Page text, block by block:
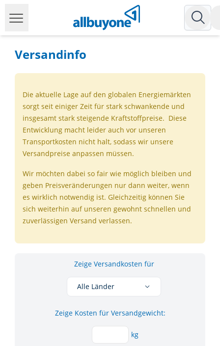
Versandinfo
Die aktuelle Lage auf den globalen Energiemärkten
sorgt seit einiger Zeit für stark schwankende und
insgesamt stark steigende Kraftstoffpreise. Diese
Entwicklung macht leider auch vor unseren
Transportkosten nicht halt, sodass wir unsere
Versandpreise anpassen müssen.
Wir möchten dabei so fair wie möglich bleiben und
geben Preisveränderungen nur dann weiter, wenn
es wirklich notwendig ist. Gleichzeitig können Sie
sich weiterhin auf unseren gewohnt schnellen und
zuverlässigen Versand verlassen.
Zeige Versandkosten für
Alle Länder
Zeige Kosten für Versandgewicht:
Zeige Kosten für Versandgewicht
kg